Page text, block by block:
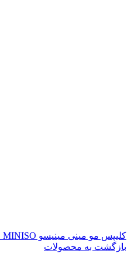
کلیپس مو مینی مینیسو MINISO طرح ستاره - بسته‌بندی 20 عددی
بازگشت به محصولات